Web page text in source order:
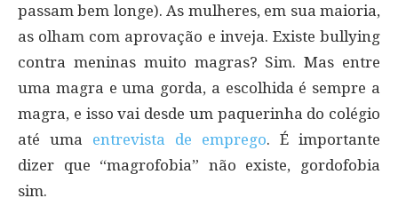
passam bem longe). As mulheres, em sua maioria,
as olham com aprovação e inveja. Existe bullying
contra meninas muito magras? Sim. Mas entre
uma magra e uma gorda, a escolhida é sempre a
magra, e isso vai desde um paquerinha do colégio
até uma entrevista de emprego. É importante
dizer que “magrofobia” não existe, gordofobia
sim.